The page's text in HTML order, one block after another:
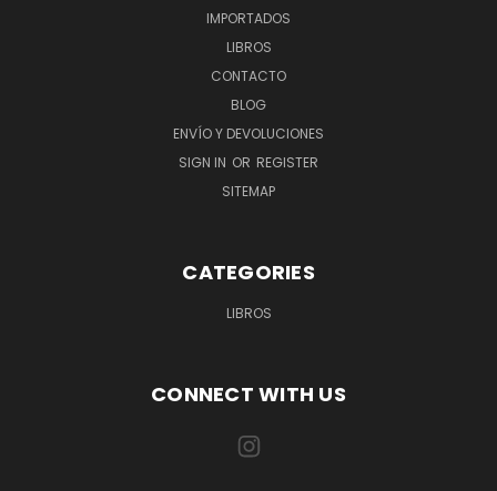
IMPORTADOS
LIBROS
CONTACTO
BLOG
ENVÍO Y DEVOLUCIONES
SIGN IN OR REGISTER
SITEMAP
CATEGORIES
LIBROS
CONNECT WITH US